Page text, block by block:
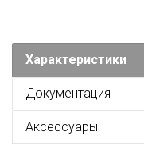
Характеристики
Документация
Аксессуары